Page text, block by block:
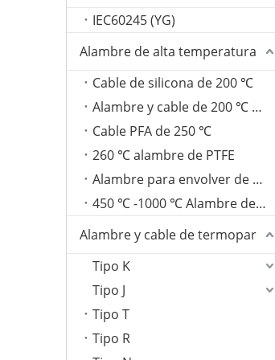
IEC60245 (YG)
Alambre de alta temperatura
Cable de silicona de 200 ℃
Alambre y cable de 200 ℃ FEP
Cable PFA de 250 ℃
260 ℃ alambre de PTFE
Alambre para envolver de fibra de vidrio de 350 ℃
450 ℃ -1000 ℃ Alambre de mica
Alambre y cable de termopar
Tipo K
Tipo J
Tipo T
Tipo R